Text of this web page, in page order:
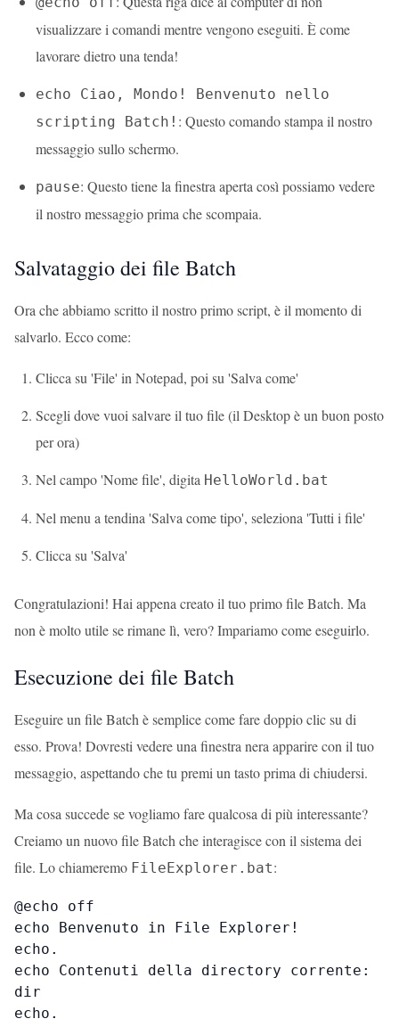
visualizzare i comandi mentre vengono eseguiti. È come
lavorare dietro una tenda!
echo Ciao, Mondo! Benvenuto nello
scripting Batch! : Questo comando stampa il nostro
messaggio sullo schermo.
pause: Questo tiene la finestra aperta così possiamo vedere
il nostro messaggio prima che scompaia.
Salvataggio dei file Batch
Ora che abbiamo scritto il nostro primo script, è il momento di
salvarlo. Ecco come:
Clicca su 'File' in Notepad, poi su 'Salva come'
Scegli dove vuoi salvare il tuo file (il Desktop è un buon posto
per ora)
Nel campo 'Nome file', digita HelloWorld.bat
Nel menu a tendina 'Salva come tipo', seleziona 'Tutti i file'
Clicca su 'Salva'
Congratulazioni! Hai appena creato il tuo primo file Batch. Ma
non è molto utile se rimane lì, vero? Impariamo come eseguirlo.
Esecuzione dei file Batch
Eseguire un file Batch è semplice come fare doppio clic su di
esso. Prova! Dovresti vedere una finestra nera apparire con il tuo
messaggio, aspettando che tu premi un tasto prima di chiudersi.
Ma cosa succede se vogliamo fare qualcosa di più interessante?
Creiamo un nuovo file Batch che interagisce con il sistema dei
file. Lo chiameremo FileExplorer.bat:
@echo off
echo Benvenuto in File Explorer!
echo.
echo Contenuti della directory corrente:
dir
echo.